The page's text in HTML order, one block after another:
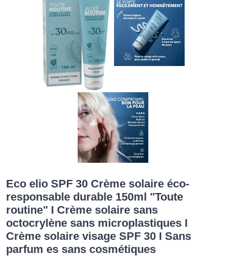
Eco elio SPF 30 Crème solaire éco-
responsable durable 150ml "Toute
routine" I Crème solaire sans
octocrylène sans microplastiques I
Crème solaire visage SPF 30 I Sans
parfum es sans cosmétiques